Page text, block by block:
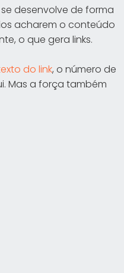
desenvolve de forma
acharem o conteúdo
o que gera links.
do link, o número de
Mas a força também